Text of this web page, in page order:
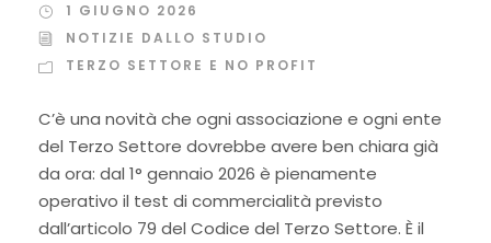
1 GIUGNO 2026
NOTIZIE DALLO STUDIO
TERZO SETTORE E NO PROFIT
C’è una novità che ogni associazione e ogni ente
del Terzo Settore dovrebbe avere ben chiara già
da ora: dal 1° gennaio 2026 è pienamente
operativo il test di commercialità previsto
dall’articolo 79 del Codice del Terzo Settore. È il